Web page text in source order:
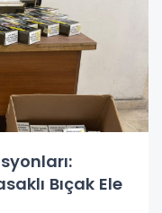
Bıçak Ele